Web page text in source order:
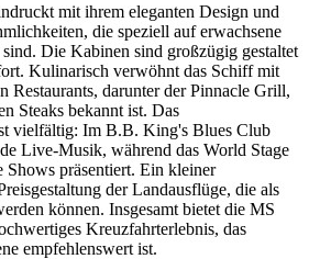
mit ihrem eleganten Design und
die speziell auf erwachsene
Die Kabinen sind großzügig gestaltet
Kulinarisch verwöhnt das Schiff mit
Restaurants, darunter der Pinnacle Grill,
Steaks bekannt ist. Das
vielfältig: Im B.B. King's Blues Club
Live-Musik, während das World Stage
Shows präsentiert. Ein kleiner
der Landausflüge, die als
können. Insgesamt bietet die MS
Kreuzfahrterlebnis, das
empfehlenswert ist.